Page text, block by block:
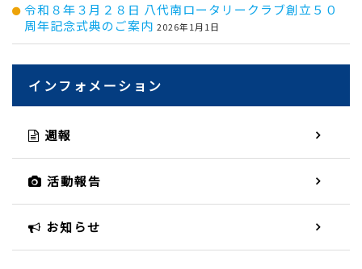
令和８年３月２８日 八代南ロータリークラブ創立５０
周年記念式典のご案内 2026年1月1日
インフォメーション
週報
活動報告
お知らせ